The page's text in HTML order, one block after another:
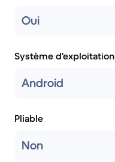
Oui
Système d'exploitation
Android
Pliable
Non